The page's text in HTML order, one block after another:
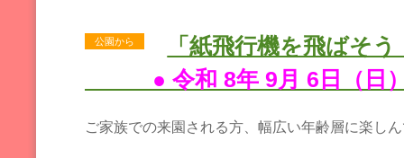
公園から
「紙飛行機を飛ばそう
● 令和 8年 9月 6日（
ご家族での来園される方、幅広い年齢層に楽し